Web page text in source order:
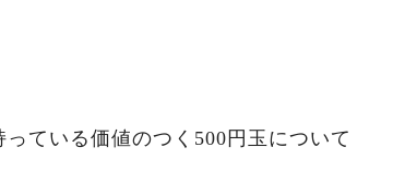
っている価値のつく500円玉について